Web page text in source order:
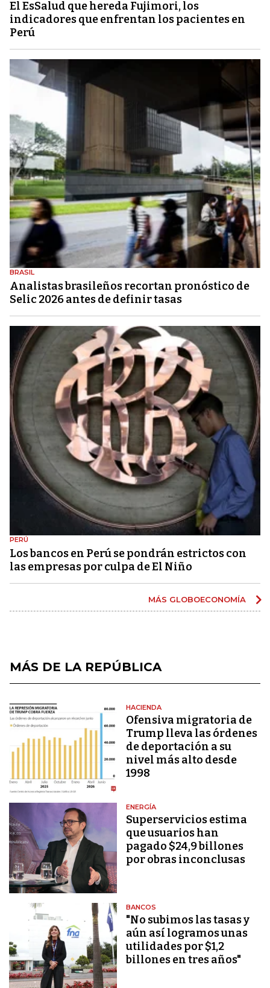
El EsSalud que hereda Fujimori, los
indicadores que enfrentan los pacientes en
Perú
BRASIL
Analistas brasileños recortan pronóstico de
Selic 2026 antes de definir tasas
PERÚ
Los bancos en Perú se pondrán estrictos con
las empresas por culpa de El Niño
MÁS GLOBOECONOMÍA
MÁS DE LA REPÚBLICA
HACIENDA
Ofensiva migratoria de
Trump lleva las órdenes
de deportación a su
nivel más alto desde
1998
ENERGÍA
Superservicios estima
que usuarios han
pagado $24,9 billones
por obras inconclusas
BANCOS
"No subimos las tasas y
aún así logramos unas
utilidades por $1,2
billones en tres años"